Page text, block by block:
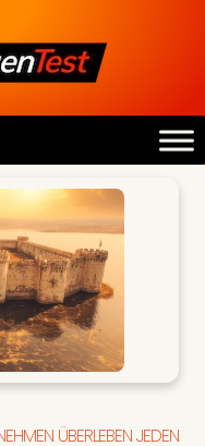
ÜBERLEBEN JEDEN